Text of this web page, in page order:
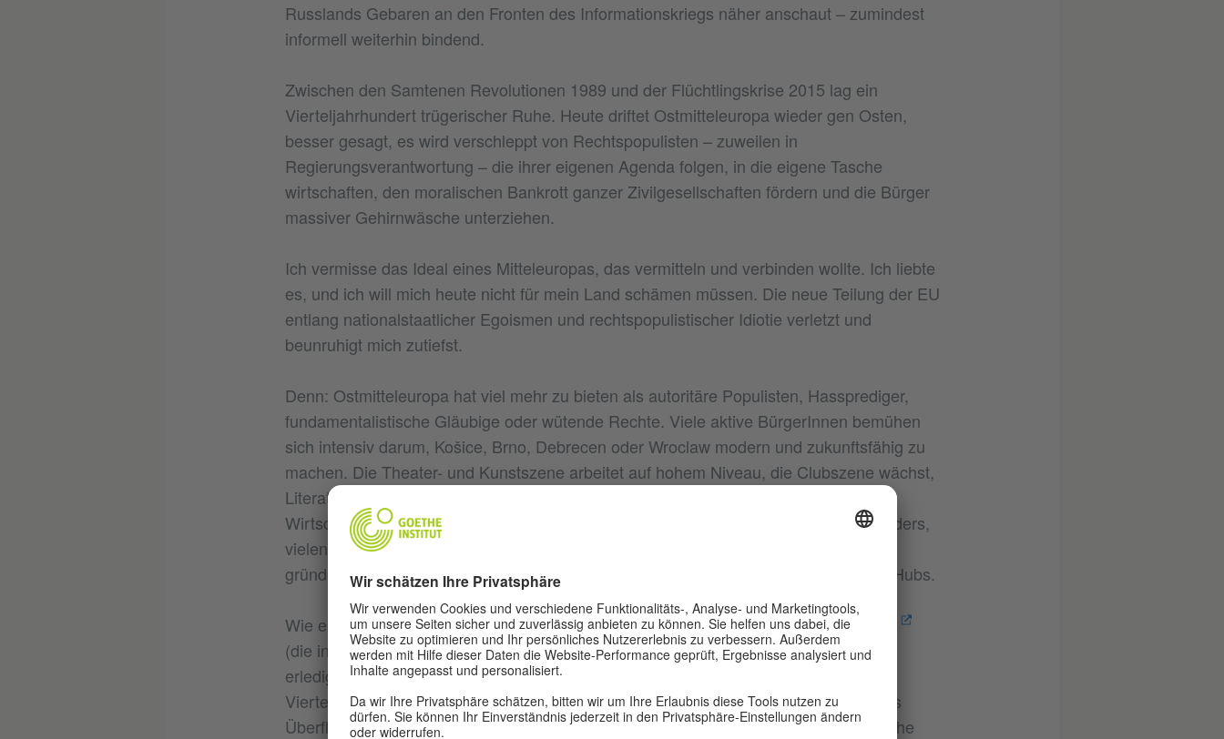
Russlands Gebaren an den Fronten des Informationskriegs näher anschaut – zumindest
informell weiterhin bindend.
Zwischen den Samtenen Revolutionen 1989 und der Flüchtlingskrise 2015 lag ein
Vierteljahrhundert trügerischer Ruhe. Heute driftet Ostmitteleuropa wieder gen Osten,
besser gesagt, es wird verschleppt von Rechtspopulisten – zuweilen in
Regierungsverantwortung – die ihrer eigenen Agenda folgen, in die eigene Tasche
wirtschaften, den moralischen Bankrott ganzer Zivilgesellschaften fördern und die Bürger
massiver Gehirnwäsche unterziehen.
Ich vermisse das Ideal eines Mitteleuropas, das vermitteln und verbinden wollte. Ich liebte
es, und ich will mich heute nicht für mein Land schämen müssen. Die neue Teilung der EU
entlang nationalstaatlicher Egoismen und rechtspopulistischer Idiotie verletzt und
beunruhigt mich zutiefst.
Denn: Ostmitteleuropa hat viel mehr zu bieten als autoritäre Populisten, Hassprediger,
fundamentalistische Gläubige oder wütende Rechte. Viele aktive BürgerInnen bemühen
sich intensiv darum, Košice, Brno, Debrecen oder Wroclaw modern und zukunftsfähig zu
machen. Die Theater- und Kunstszene arbeitet auf hohem Niveau, die Clubszene wächst,
Literatur wird geschrieben und gelesen, politische Diskurse werden initiiert. Und der
Wirtschaft geht's auch ganz gut. Früher wollten alle immer nur weg, heute ist das anders,
vielen kehren zurück, um eine bessere Stadt oder bessere Region zu schaffen, sie
gründen Start-Ups, bevölkern Co-Working Spaces, wissenschaftliche und kulturelle Hubs.
Wie es richtig geht, zeigt Estland. Dort kann man mit derelektronischen Bürgerkarte
(die inzwischen 98 Prozent der Esten nutzen) online wählen, Banküberweisungen
erledigen, sich versichern, in drei Minuten die Steuererklärung machen und in einer
Viertelstunde ein neues Unternehmen registrieren. Diese Innovationen sind nicht aus
Überfluss, sondern aus Armut entstanden, weil sich das heruntergekommene baltische